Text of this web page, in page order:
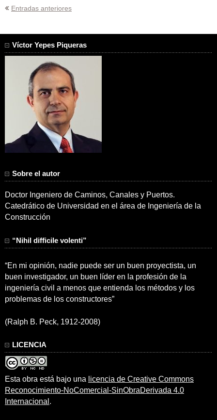
Navegación
Entradas anteriores
Víctor Yepes Piqueras
Sobre el autor
Doctor Ingeniero de Caminos, Canales y Puertos.
Catedrático de Universidad en el área de Ingeniería de la
Construcción
“Nihil difficile volenti”
“En mi opinión, nadie puede ser un buen proyectista, un
buen investigador, un buen líder en la profesión de la
ingeniería civil a menos que entienda los métodos y los
problemas de los constructores”
(Ralph B. Peck, 1912-2008)
LICENCIA
Esta obra está bajo una licencia de Creative Commons
Reconocimiento-NoComercial-SinObraDerivada 4.0
Internacional .